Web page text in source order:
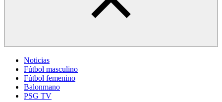
Noticias
Fútbol masculino
Fútbol femenino
Balonmano
PSG TV